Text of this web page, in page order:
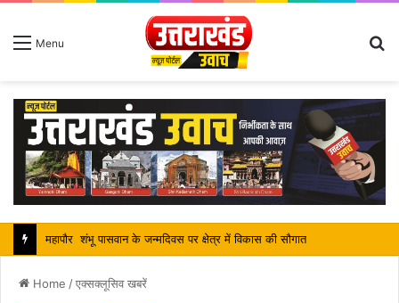
Menu
Home /एक्सक्लूसिव खबरें